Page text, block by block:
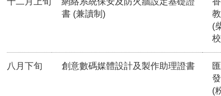
書 (兼讀制)
(
八月下旬 創意數碼媒體設計及製作助理證書
(